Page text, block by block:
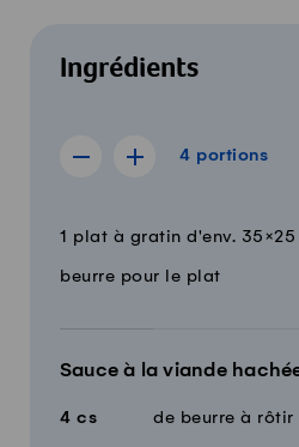
Ingrédients
4 portions
Afficher la recette de 3
Afficher la recette
4 portions
QuantitéIngrédients
1 plat à gratin d'env. 35×25
beurre pour le plat
Sauce à la viande
4 cs de beurre à rôtir